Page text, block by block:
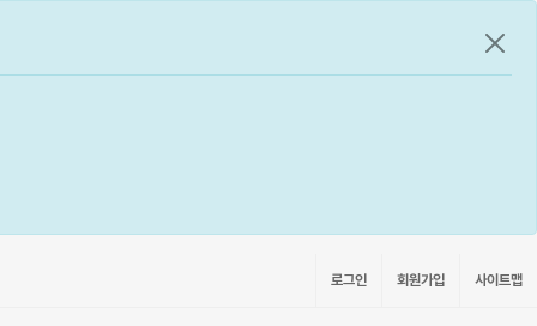
공지
로그인 회원가입 사이트맵